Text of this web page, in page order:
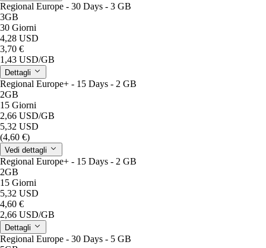
Regional Europe - 30 Days - 3 GB
3GB
30 Giorni
4,28 USD
3,70 €
1,43 USD/GB
Dettagli
Regional Europe+ - 15 Days - 2 GB
2GB
15 Giorni
2,66 USD/GB
5,32 USD
(4,60 €)
Vedi dettagli
Regional Europe+ - 15 Days - 2 GB
2GB
15 Giorni
5,32 USD
4,60 €
2,66 USD/GB
Dettagli
Regional Europe - 30 Days - 5 GB